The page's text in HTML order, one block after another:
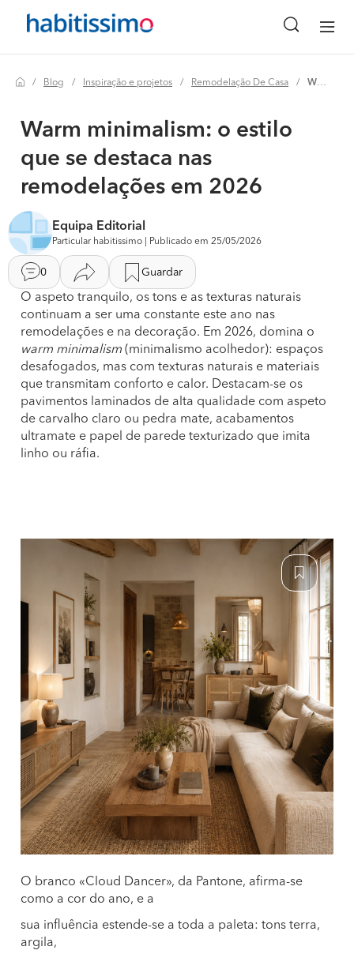
Blog Inspiração e projetos Remodelação De Casa Warm minimalism: o estilo que se destaca nas remodelações em 2026
Warm minimalism: o estilo
que se destaca nas
remodelações em 2026
Equipa Editorial
Particular habitissimo | Publicado em 25/05/2026
0 Guardar
O aspeto tranquilo, os tons e as texturas naturais
continuam a ser uma constante este ano nas
remodelações e na decoração. Em 2026, domina o
warm minimalism (minimalismo acolhedor): espaços
desafogados, mas com texturas naturais e materiais
que transmitam conforto e calor. Destacam-se os
pavimentos laminados de alta qualidade com aspeto
de carvalho claro ou pedra mate, acabamentos
ultramate e papel de parede texturizado que imita
linho ou ráfia.
O branco «Cloud Dancer», da Pantone, afirma-se
como a cor do ano, e a
sua influência estende-se a toda a paleta: tons terra,
argila,